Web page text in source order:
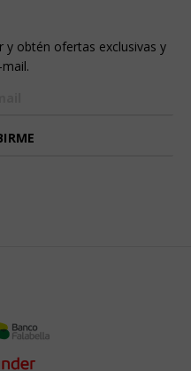
y obtén ofertas exclusivas y